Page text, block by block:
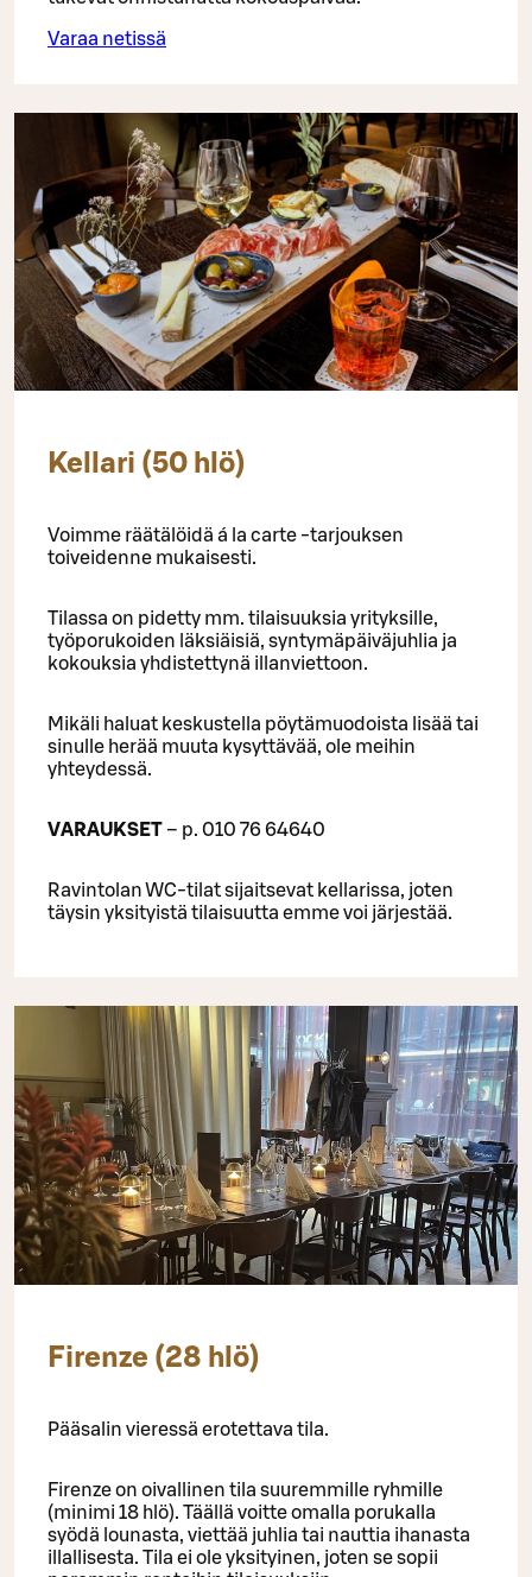
Varaa netissä
Kellari (50 hlö)
Voimme räätälöidä á la carte -tarjouksen
toiveidenne mukaisesti.
Tilassa on pidetty mm. tilaisuuksia yrityksille,
työporukoiden läksiäisiä, syntymäpäiväjuhlia ja
kokouksia yhdistettynä illanviettoon.
Mikäli haluat keskustella pöytämuodoista lisää tai
sinulle herää muuta kysyttävää, ole meihin
yhteydessä.
VARAUKSET – p. 010 76 64640
Ravintolan WC-tilat sijaitsevat kellarissa, joten
täysin yksityistä tilaisuutta emme voi järjestää.
Firenze (28 hlö)
Pääsalin vieressä erotettava tila.
Firenze on oivallinen tila suuremmille ryhmille
(minimi 18 hlö). Täällä voitte omalla porukalla
syödä lounasta, viettää juhlia tai nauttia ihanasta
illallisesta. Tila ei ole yksityinen, joten se sopii